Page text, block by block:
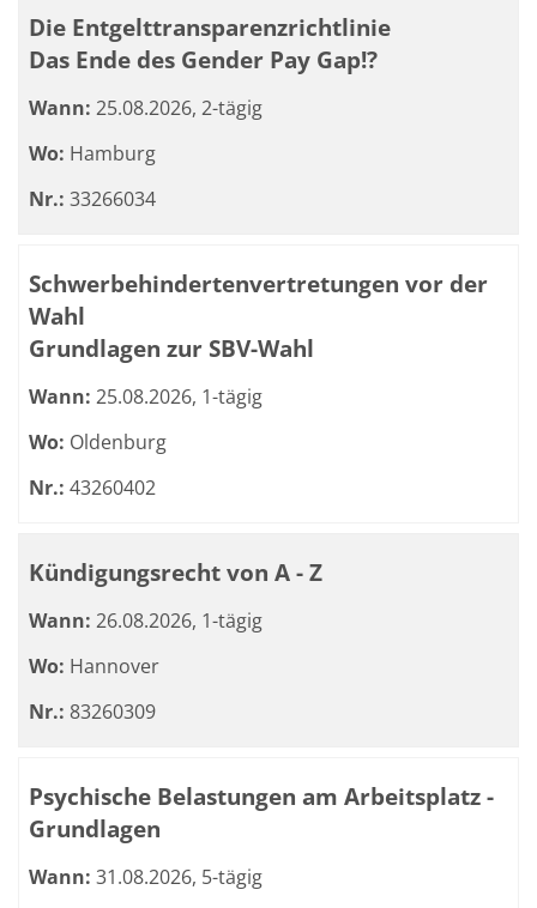
Die Entgelttransparenzrichtlinie
Das Ende des Gender Pay Gap!?
Wann: 25.08.2026, 2-tägig
Wo: Hamburg
Nr.: 33266034
Schwerbehindertenvertretungen vor der
Wahl
Grundlagen zur SBV-Wahl
Wann: 25.08.2026, 1-tägig
Wo: Oldenburg
Nr.: 43260402
Kündigungsrecht von A - Z
Wann: 26.08.2026, 1-tägig
Wo: Hannover
Nr.: 83260309
Psychische Belastungen am Arbeitsplatz -
Grundlagen
Wann: 31.08.2026, 5-tägig